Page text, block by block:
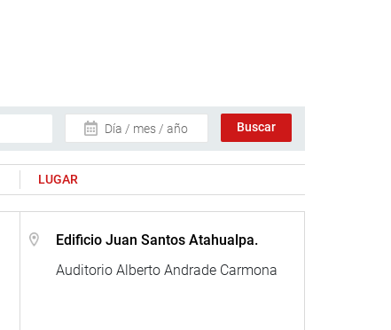
Día / mes / año
LUGAR
Edificio Juan Santos Atahualpa.
Auditorio Alberto Andrade Carmona